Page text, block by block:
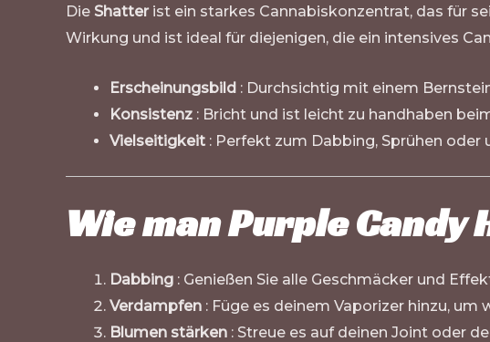
Die Shatter ist ein starkes Cannabiskonzentrat, das für
Wirkung und ist ideal für diejenigen, die ein intensives
Erscheinungsbild : Durchsichtig mit einem
Konsistenz : Bricht und ist leicht zu handhaben
Vielseitigkeit : Perfekt zum Dabbing, Sprühen
Wie man Purple
Dabbing : Genießen Sie alle Geschmäcker und
Verdampfen : Füge es deinem Vaporizer hinzu,
Blumen stärken : Streue es auf deinen Joint oder